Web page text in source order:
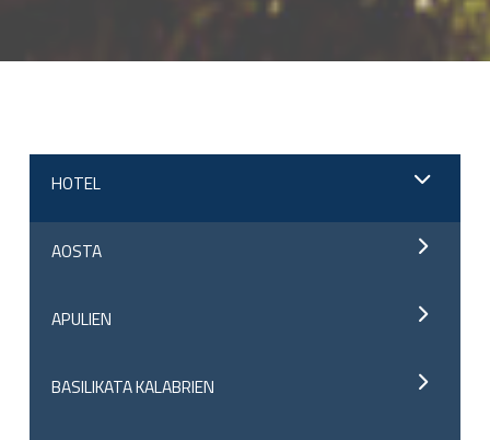
HOTEL
AOSTA
APULIEN
BASILIKATA KALABRIEN